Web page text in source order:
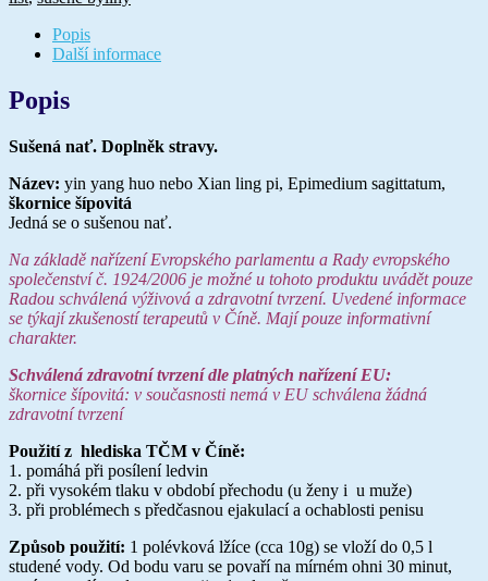
Popis
Další informace
Popis
Sušená nať. Doplněk stravy.
Název: yin yang huo nebo Xian ling pi, Epimedium sagittatum,
škornice šípovitá
Jedná se o sušenou nať.
Na základě nařízení Evropského parlamentu a Rady evropského
společenství č. 1924/2006 je možné u tohoto produktu uvádět pouze
Radou schválená výživová a zdravotní tvrzení. Uvedené informace
se týkají zkušeností terapeutů v Číně. Mají pouze informativní
charakter.
Schválená zdravotní tvrzení dle platných nařízení EU:
škornice šípovitá: v současnosti nemá v EU schválena žádná
zdravotní tvrzení
Použití z hlediska TČM v Číně:
1. pomáhá při posílení ledvin
2. při vysokém tlaku v období přechodu (u ženy i u muže)
3. při problémech s předčasnou ejakulací a ochablosti penisu
Způsob použití: 1 polévková lžíce (cca 10g) se vloží do 0,5 l
studené vody. Od bodu varu se povaří na mírném ohni 30 minut,